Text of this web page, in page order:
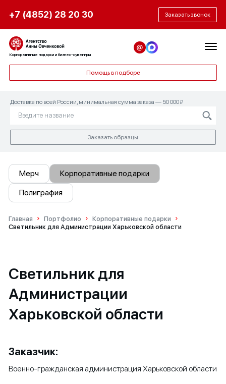
+7 (4852) 28 20 30 Заказать звонок
Корпоративные подарки и бизнес-сувениры
Помощь в подборе
Доставка по всей России, минимальная сумма заказа — 50 000 ₽
Заказать образцы
Мерч
Корпоративные подарки
Полиграфия
Главная Портфолио
Корпоративные подарки
Светильник для Администрации Харьковской области
Светильник для
Администрации
Харьковской области
Заказчик:
Военно-гражданская администрация Харьковской области